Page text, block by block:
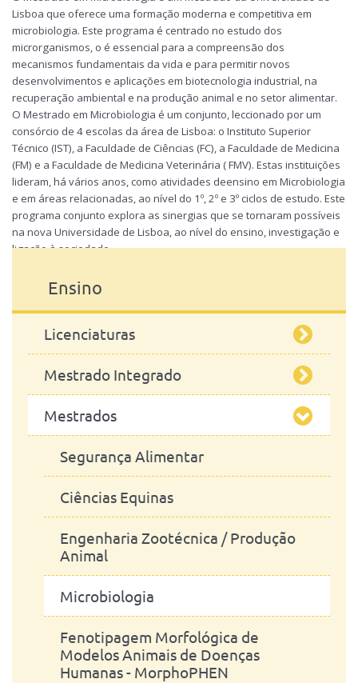
Lisboa que oferece uma formação moderna e competitiva em
microbiologia. Este programa é centrado no estudo dos
microrganismos, o é essencial para a compreensão dos
mecanismos fundamentais da vida e para permitir novos
desenvolvimentos e aplicações em biotecnologia industrial, na
recuperação ambiental e na produção animal e no setor alimentar.
O Mestrado em Microbiologia é um conjunto, leccionado por um
consórcio de 4 escolas da área de Lisboa: o Instituto Superior
Técnico (IST), a Faculdade de Ciências (FC), a Faculdade de Medicina
(FM) e a Faculdade de Medicina Veterinária ( FMV). Estas instituições
lideram, há vários anos, como atividades deensino em Microbiologia
e em áreas relacionadas, ao nível do 1º, 2º e 3º ciclos de estudo. Este
programa conjunto explora as sinergias que se tornaram possíveis
na nova Universidade de Lisboa, ao nível do ensino, investigação e
ligação à sociedade.
para mais informações consulte a
Ensino
Licenciaturas
Engenharia Zootécnica
Mestrado Integrado
Mestrado Integrado em Medicina
Veterinária
Mestrados
Segurança Alimentar
Ciências Equinas
Engenharia Zootécnica / Produção
Animal
Microbiologia
Fenotipagem Morfológica de
Modelos Animais de Doenças
Humanas - MorphoPHEN